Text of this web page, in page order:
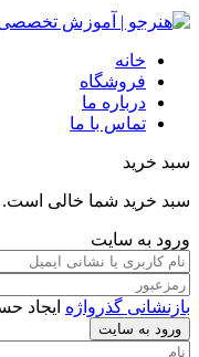
خانه
فروشگاه
درباره ما
تماس با ما
سبد خرید
سبد خرید شما خالی است.
ورود به سایت
بازنشانی گذرواژه ایجاد
ورود به سایت